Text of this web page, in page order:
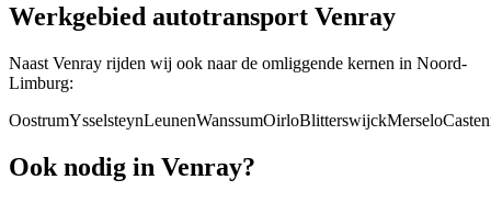
Werkgebied autotransport Venray
Naast Venray rijden wij ook naar de omliggende kernen in Noord-
Limburg:
OostrumYsselsteynLeunenWanssumOirloBlitterswijckMerselo
Ook nodig in Venray?